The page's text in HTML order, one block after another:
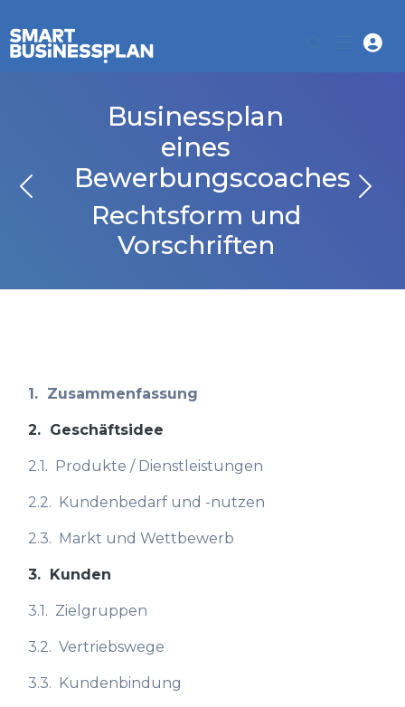
Businessplan
eines
Bewerbungscoaches
Rechtsform und
Vorschriften
1. Zusammenfassung
2. Geschäftsidee
2.1. Produkte / Dienstleistungen
2.2. Kundenbedarf und -nutzen
2.3. Markt und Wettbewerb
3. Kunden
3.1. Zielgruppen
3.2. Vertriebswege
3.3. Kundenbindung